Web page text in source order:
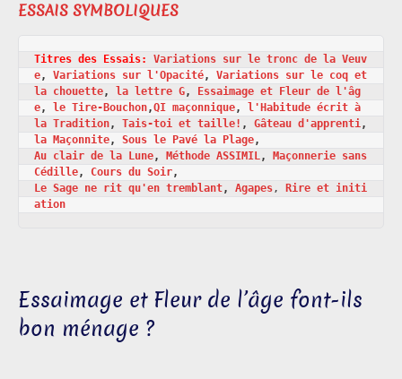
ESSAIS SYMBOLIQUES
Titres des Essais:
Variations sur le tronc de la Veuv
e, Variations sur l'Opacité, Variations sur le coq et
la chouette, la lettre G,
Essaimage et Fleur de l'âg
e, le Tire-Bouchon,QI maçonnique,
l'Habitude écrit à
la Tradition, Tais-toi et taille! , Gâteau d'apprenti
la Maçonnite, Sous le Pavé la Plage
Au clair de la Lune, Méthode ASSIMIL,
Maçonnerie sans
Cédille, Cours du Soir
Le Sage ne rit qu'en tremblant, Agapes,
Rire et initi
ation
Essaimage et Fleur de l’âge font-ils
bon ménage ?